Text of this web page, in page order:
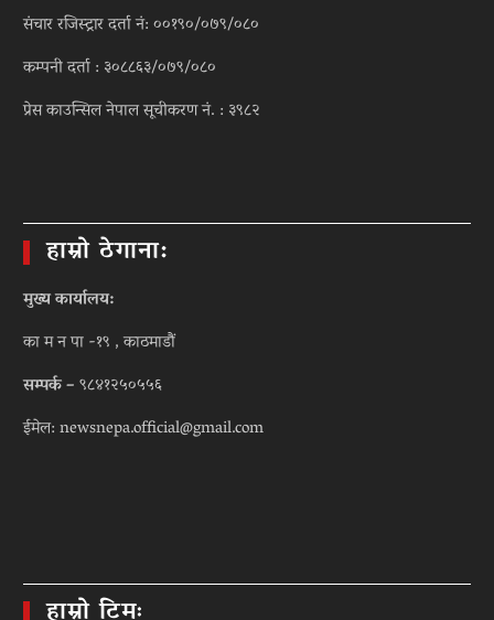
संचार रजिस्ट्रार दर्ता नं: ००१९०/०७९/०८०
कम्पनी दर्ता : ३०८८६३/०७९/०८०
प्रेस काउन्सिल नेपाल सूचीकरण नं. : ३९८२
हाम्रो ठेगाना:
मुख्य कार्यालय:
का म न पा -१९ , काठमाडौं
सम्पर्क –९८४१२५०५५६
ईमेल: newsnepa.official@gmail.com